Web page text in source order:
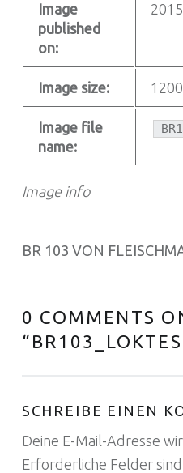
Image info
Image
published
on:
Image size:
Image file
name:
BR 103 VON
0 COMMENTS
“
SCHREIBE EINEN
Deine E-Mail-Adresse
Erforderliche Felder